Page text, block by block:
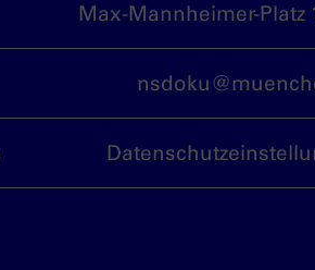
Max-Mannheimer-Platz